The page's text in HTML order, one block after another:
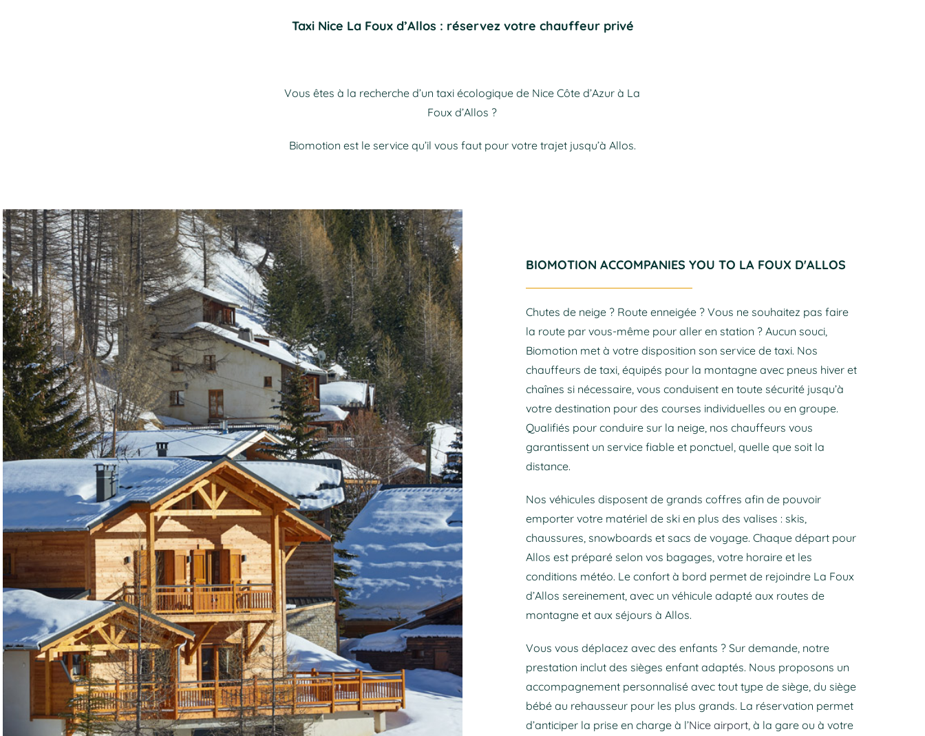
Taxi Nice La Foux d’Allos : réservez votre chauffeur privé
Vous êtes à la recherche d’un taxi écologique de Nice Côte d’Azur à La
Foux d’Allos ?
Biomotion est le service qu’il vous faut pour votre trajet jusqu’à Allos.
BIOMOTION ACCOMPANIES YOU TO LA FOUX D'ALLOS
Chutes de neige ? Route enneigée ? Vous ne souhaitez pas faire
la route par vous-même pour aller en station ? Aucun souci,
Biomotion met à votre disposition son service de taxi. Nos
chauffeurs de taxi, équipés pour la montagne avec pneus hiver et
chaînes si nécessaire, vous conduisent en toute sécurité jusqu’à
votre destination pour des courses individuelles ou en groupe.
Qualifiés pour conduire sur la neige, nos chauffeurs vous
garantissent un service fiable et ponctuel, quelle que soit la
distance.
Nos véhicules disposent de grands coffres afin de pouvoir
emporter votre matériel de ski en plus des valises : skis,
chaussures, snowboards et sacs de voyage. Chaque départ pour
Allos est préparé selon vos bagages, votre horaire et les
conditions météo. Le confort à bord permet de rejoindre La Foux
d’Allos sereinement, avec un véhicule adapté aux routes de
montagne et aux séjours à Allos.
Vous vous déplacez avec des enfants ? Sur demande, notre
prestation inclut des sièges enfant adaptés. Nous proposons un
accompagnement personnalisé avec tout type de siège, du siège
bébé au rehausseur pour les plus grands. La réservation permet
d’anticiper la prise en charge à l’Nice airport , à la gare ou à votre